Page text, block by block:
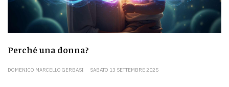
Perché una donna?
DOMENICO MARCELLO GERBASI SABATO 13 SETTEMBRE 2025